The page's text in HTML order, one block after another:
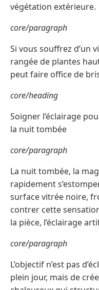
végétation extérieure.
core/paragraph
Si vous souffrez d’un
rangée de plantes
peut faire office de
core/heading
Soigner l’éclairage
la nuit tombée
core/paragraph
La nuit tombée, la
rapidement
surface vitrée noire,
contrer cette
la pièce, l’éclairage
core/paragraph
L’objectif n’est pas
plein jour, mais de